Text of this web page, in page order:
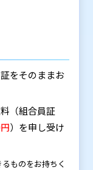
をそのままお
（組合員証
）を申し受け
ものをお持ちく